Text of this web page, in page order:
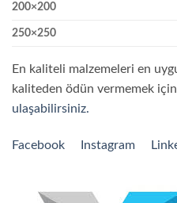
200×200
250×250
En kaliteli malzemeleri en
kaliteden ödün vermemek
ulaşabilirsiniz.
Facebook Instagram